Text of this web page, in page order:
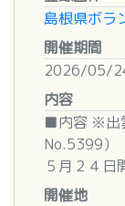
① 事 前 作
② 第１パッ
００ 高齢
③第２パッ
００ 高齢
④第４パッ
６：３０(2
⑤ 第５パッ
■集合場所
集合場所 き
駐車場
■ご準備い
・長靴
・手袋
島根県ボラ
開催期間
2026/05/
内容
■内容 ※出
No.5399）
５月２４日
前準備、当
開催地